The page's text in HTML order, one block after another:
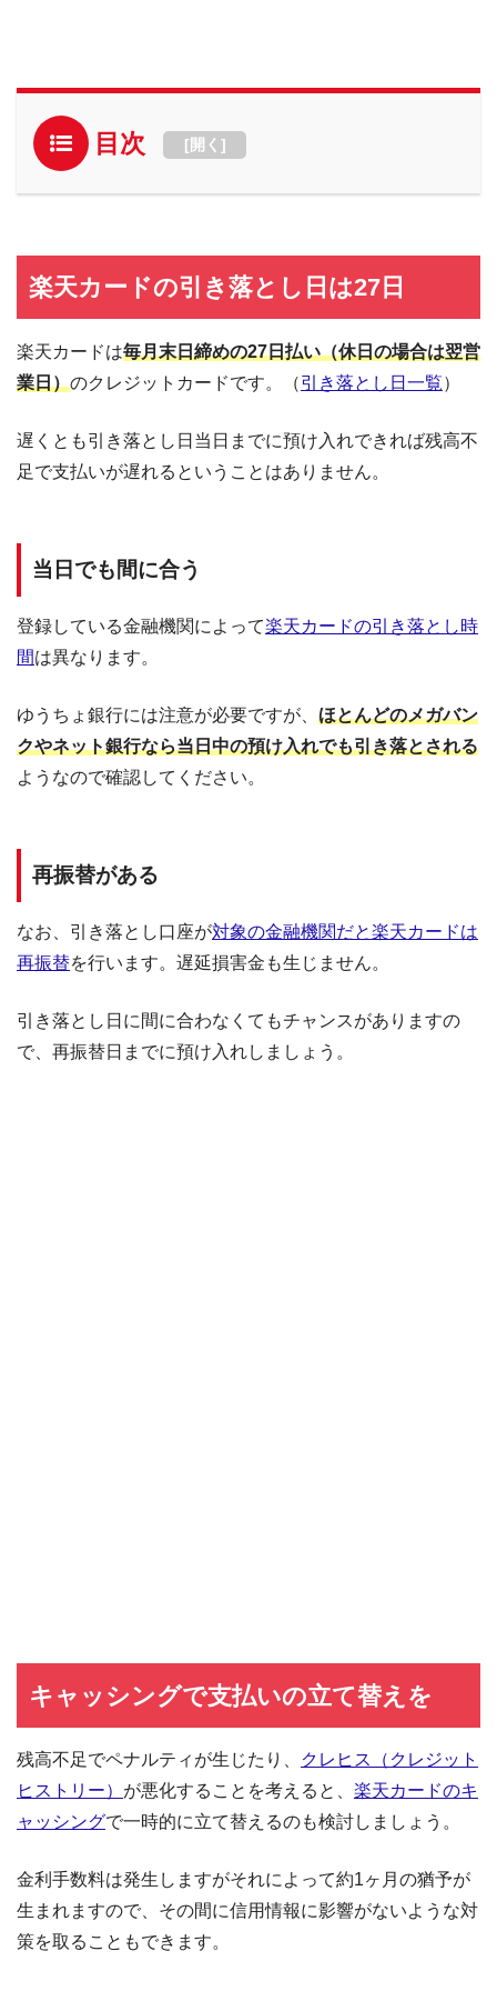
目次 [開く ]
楽天カードの引き落とし日は27日
楽天カードは毎月末日締めの27日払い（休日の場合は翌営
業日）のクレジットカードです。（引き落とし日一覧）
遅くとも引き落とし日当日までに預け入れできれば残高不
足で支払いが遅れるということはありません。
当日でも間に合う
登録している金融機関によって楽天カードの引き落とし時
間は異なります。
ゆうちょ銀行には注意が必要ですが、 ほとんどのメガバン
クやネット銀行なら当日中の預け入れでも引き落とされる
ようなので確認してください。
再振替がある
なお、引き落とし口座が対象の金融機関だと楽天カードは
再振替を行います。遅延損害金も生じません。
引き落とし日に間に合わなくてもチャンスがありますの
で、再振替日までに預け入れしましょう。
キャッシングで支払いの立て替えを
残高不足でペナルティが生じたり、
クレヒス（クレジット
ヒストリー） が悪化することを考えると、 楽天カードのキ
ャッシングで一時的に立て替えるのも検討しましょう。
金利手数料は発生しますがそれによって約1ヶ月の猶予が
生まれますので、その間に信用情報に影響がないような対
策を取ることもできます。